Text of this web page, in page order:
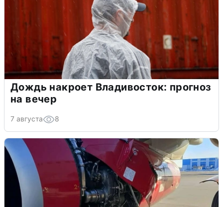
Дождь накроет Владивосток: прогноз
на вечер
7 августа 8